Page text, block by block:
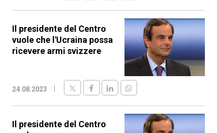
Il presidente del Centro
vuole che l'Ucraina possa
ricevere armi svizzere
24.08.2023
Il presidente del Centro